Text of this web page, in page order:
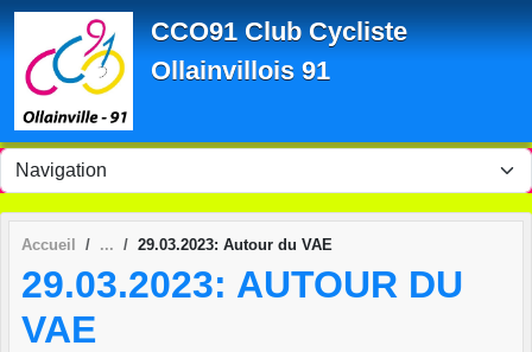
CCO91 Club Cycliste
Ollainvillois 91
Accueil 29.03.2023: Autour du VAE
29.03.2023: AUTOUR DU
VAE
Panneau de gestion des cookies